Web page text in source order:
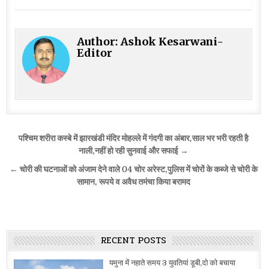
Author:Ashok Kesarwani-
Editor
Post
navigation
पश्चिम शरीरा कस्बे में झारखंडी मंदिर मोहल्ले में गंदगी का अंबार,साल भर भरी रहती है
नाली,नहीं हो रही सुनवाई और सफाई →
← चोरी की घटनाओं को अंजाम देने वाले 04 चोर अरेस्ट,पुलिस में चोरों के कब्जे से चोरी के
सामान, रूपये व अवैध तमंचा किया बरामद
RECENT POSTS
यमुना में नहाते समय 3 युवतियां डूबी,दो को बचाया